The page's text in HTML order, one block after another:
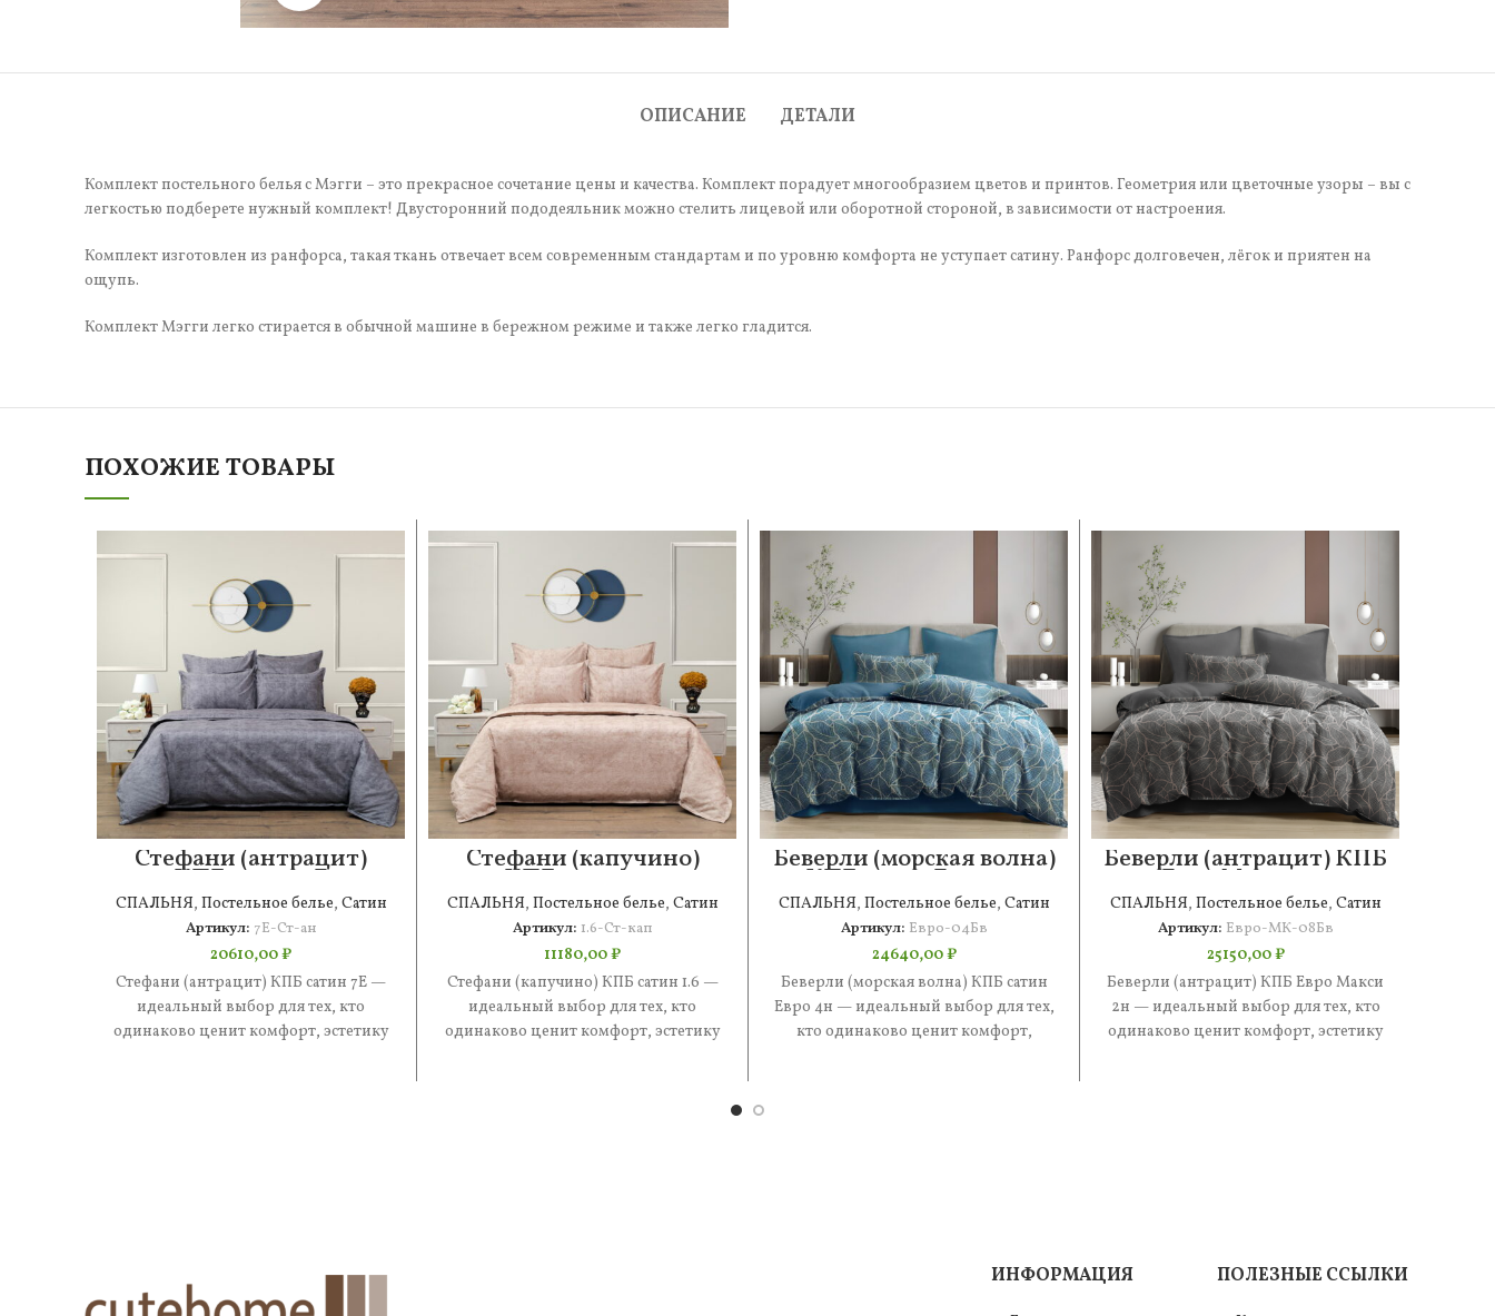
ОПИСАНИЕ ДЕТАЛИ
Комплект постельного белья с Мэгги – это прекрасное сочетание цены и качества. Комплект порадует многообразием цветов и принтов. Геометрия или цветочные узоры – вы с
легкостью подберете нужный комплект! Двусторонний пододеяльник можно стелить лицевой или оборотной стороной, в зависимости от настроения.
Комплект изготовлен из ранфорса, такая ткань отвечает всем современным стандартам и по уровню комфорта не уступает сатину. Ранфорс долговечен, лёгок и приятен на
ощупь.
Комплект Мэгги легко стирается в обычной машине в бережном режиме и также легко гладится.
ПОХОЖИЕ ТОВАРЫ
Стефани (антрацит)
КПБ сатин 7Е
СПАЛЬНЯ, Постельное белье, Сатин
Артикул: 7Е-Ст-ан
20610,00₽
Стефани (антрацит) КПБ сатин 7Е —
идеальный выбор для тех, кто
одинаково ценит комфорт, эстетику
Стефани (капучино)
КПБ сатин 1.6
СПАЛЬНЯ, Постельное белье, Сатин
Артикул: 1.6-Ст-кап
11180,00₽
Стефани (капучино) КПБ сатин 1.6 —
идеальный выбор для тех, кто
одинаково ценит комфорт, эстетику
Беверли (морская волна)
КПБ сатин Евро 4н
СПАЛЬНЯ, Постельное белье, Сатин
Артикул: Евро-04Бв
24640,00₽
Беверли (морская волна) КПБ сатин
Евро 4н — идеальный выбор для тех,
кто одинаково ценит комфорт,
Беверли (антрацит) КПБ
Евро Макси 2н
СПАЛЬНЯ, Постельное белье, Сатин
Артикул: Евро-МК-08Бв
25150,00₽
Беверли (антрацит) КПБ Евро Макси
2н — идеальный выбор для тех, кто
одинаково ценит комфорт, эстетику
ИНФОРМАЦИЯ ПОЛЕЗНЫЕ ССЫЛКИ